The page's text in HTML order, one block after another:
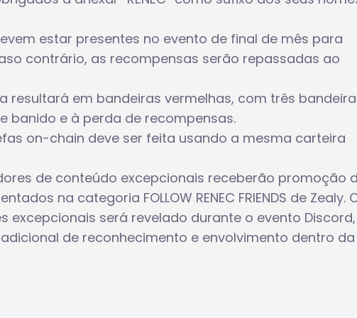
estar presentes no evento de final de mês para
contrário, as recompensas serão repassadas ao
resultará em bandeiras vermelhas, com três
banido e à perda de recompensas.
on-chain deve ser feita usando a mesma carteira
de conteúdo excepcionais receberão promoção
na categoria FOLLOW RENEC FRIENDS de Zealy.
excepcionais será revelado durante o evento Discord,
de reconhecimento e envolvimento dentro da